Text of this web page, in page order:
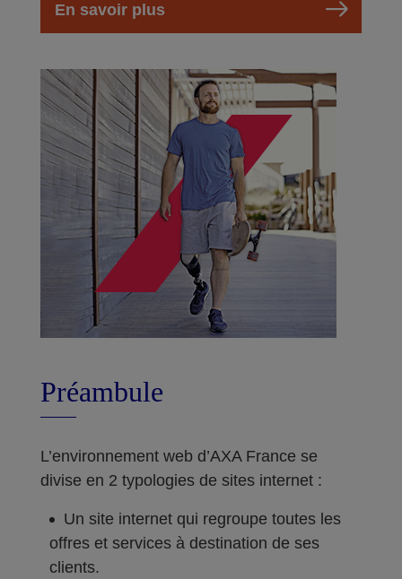
En savoir plus
Préambule
L’environnement web d’AXA France se
divise en 2 typologies de sites internet :
Un site internet qui regroupe toutes les
offres et services à destination de ses
clients.